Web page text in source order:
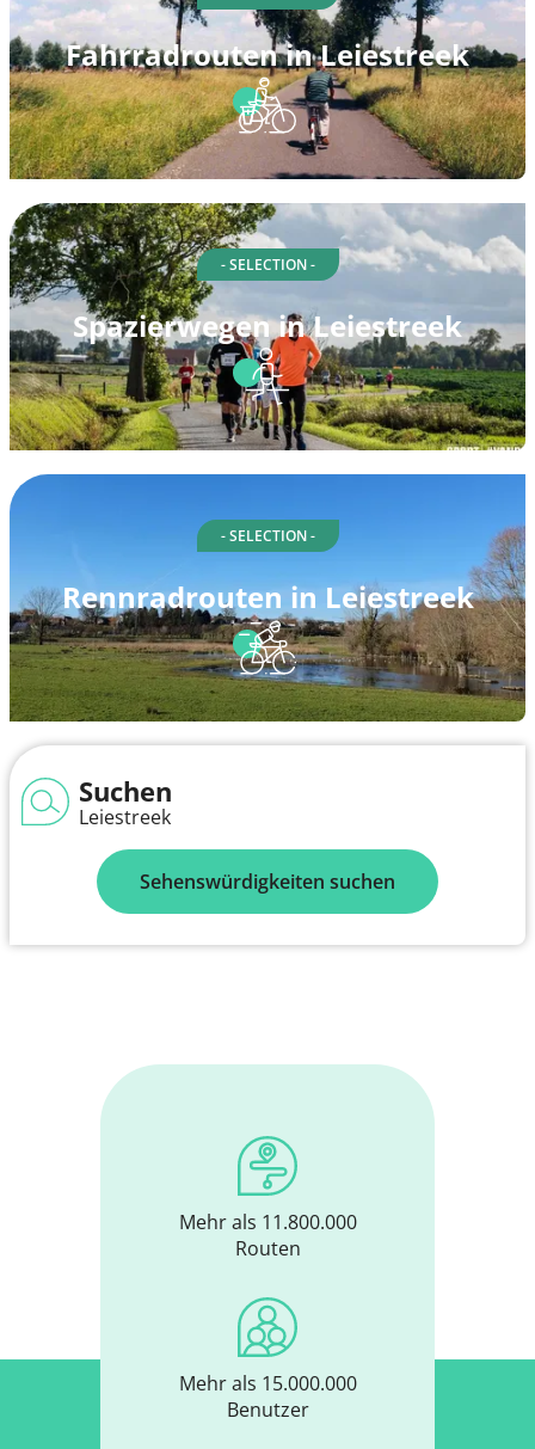
Fahrradrouten in Leiestreek
- SELECTION -
Spazierwegen in Leiestreek
- SELECTION -
Rennradrouten in Leiestreek
Suchen
Leiestreek
Sehenswürdigkeiten suchen
Mehr als 11.800.000
Routen
Mehr als 15.000.000
Benutzer